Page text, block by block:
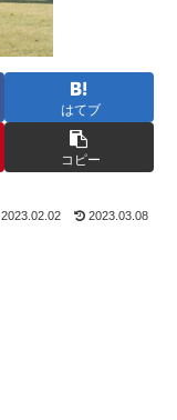
はてブ
コピー
2023.02.02 2023.03.08